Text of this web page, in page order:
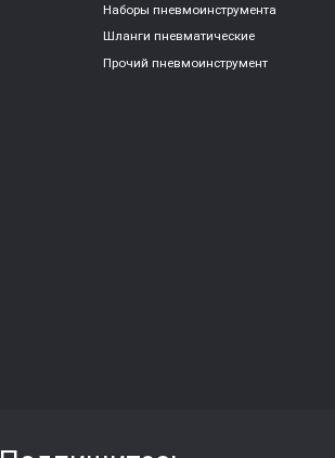
Наборы пневмоинструмента
Шланги пневматические
Прочий пневмоинструмент